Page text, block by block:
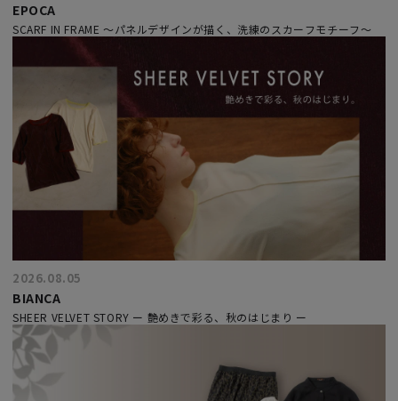
EPOCA
SCARF IN FRAME ～パネルデザインが描く、洗練のスカーフモチーフ～
2026.08.05
BIANCA
SHEER VELVET STORY ー 艶めきで彩る、秋のはじまり ー